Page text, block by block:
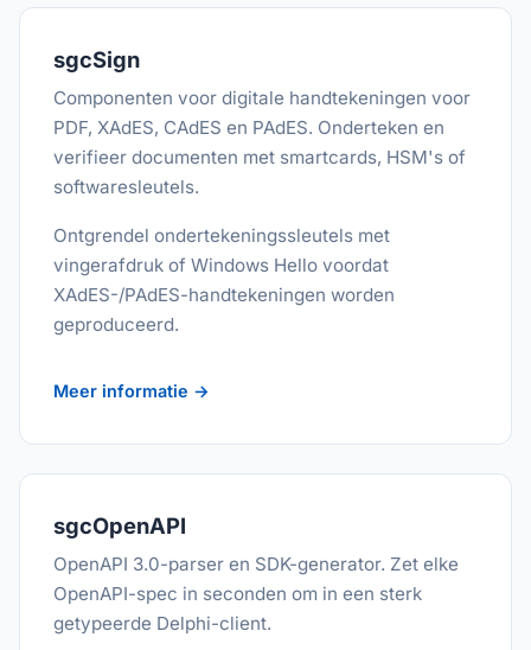
sgcSign
Componenten voor digitale handtekeningen voor
PDF, XAdES, CAdES en PAdES. Onderteken en
verifieer documenten met smartcards, HSM's of
softwaresleutels.
Ontgrendel ondertekeningssleutels met
vingerafdruk of Windows Hello voordat
XAdES-/PAdES-handtekeningen worden
geproduceerd.
Meer informatie →
sgcOpenAPI
OpenAPI 3.0-parser en SDK-generator. Zet elke
OpenAPI-spec in seconden om in een sterk
getypeerde Delphi-client.